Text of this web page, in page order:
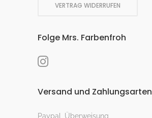
VERTRAG WIDERRUFEN
Folge Mrs. Farbenfroh
Versand und Zahlungsarten
Paypal, Überweisung